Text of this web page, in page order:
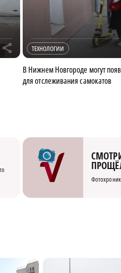
r ТЕХНОЛОГИИ
В Нижнем Новгороде могут
для отслеживания самокатов